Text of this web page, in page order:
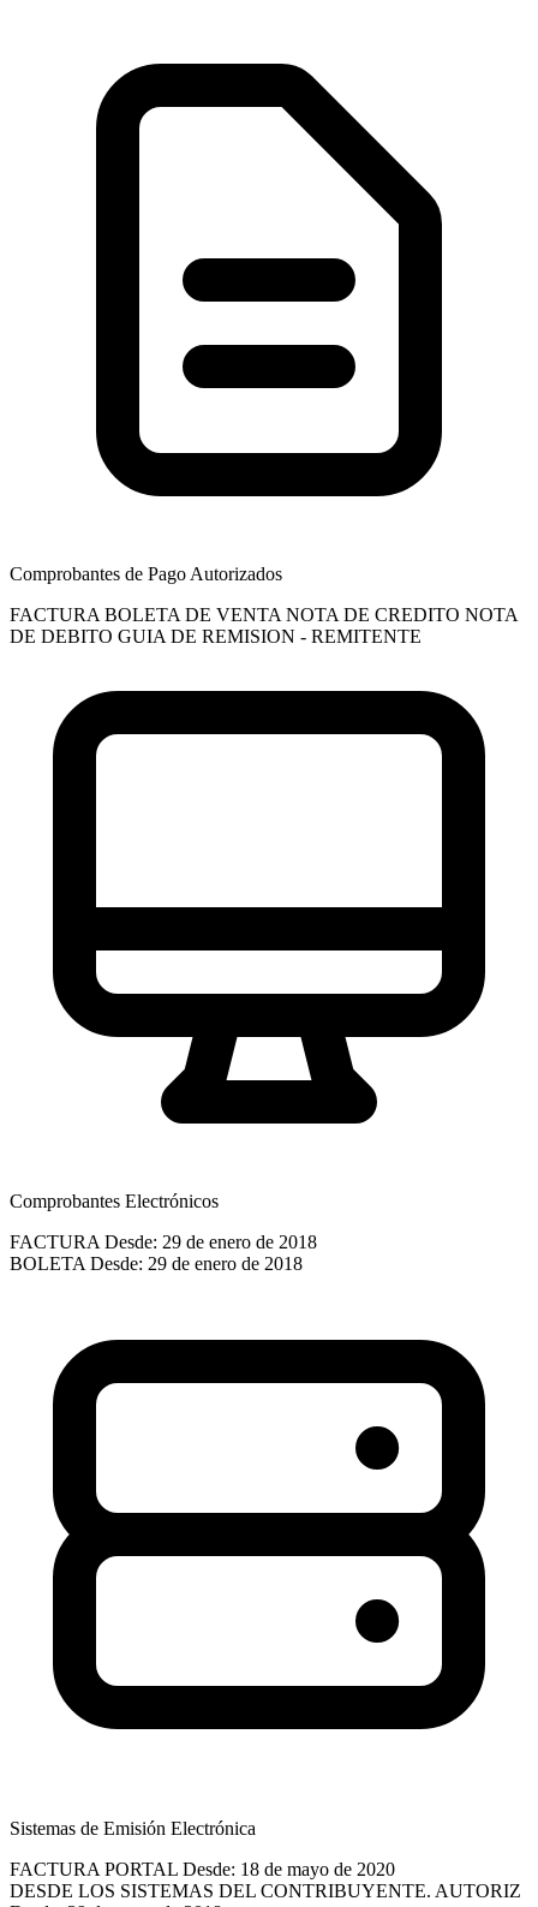
Comprobantes de Pago Autorizados
FACTURA BOLETA DE VENTA NOTA DE CREDITO NOTA
DE DEBITO GUIA DE REMISION - REMITENTE
Comprobantes Electrónicos
FACTURA Desde: 29 de enero de 2018
BOLETA Desde: 29 de enero de 2018
Sistemas de Emisión Electrónica
FACTURA PORTAL Desde: 18 de mayo de 2020
DESDE LOS SISTEMAS DEL CONTRIBUYENTE. AUTORIZ